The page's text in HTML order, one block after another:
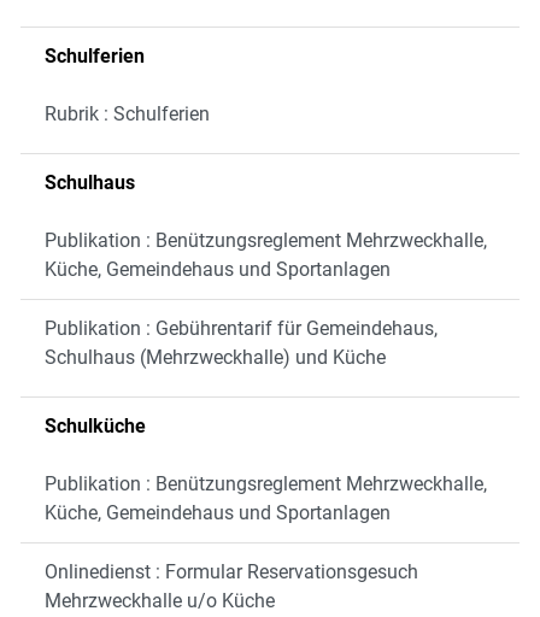
Schulferien
Rubrik : Schulferien
Schulhaus
Publikation : Benützungsreglement Mehrzweckhalle,
Küche, Gemeindehaus und Sportanlagen
Publikation : Gebührentarif für Gemeindehaus,
Schulhaus (Mehrzweckhalle) und Küche
Schulküche
Publikation : Benützungsreglement Mehrzweckhalle,
Küche, Gemeindehaus und Sportanlagen
Onlinedienst : Formular Reservationsgesuch
Mehrzweckhalle u/o Küche